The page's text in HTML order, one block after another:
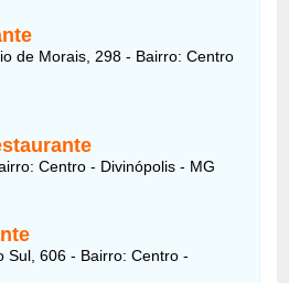
de Morais, 298 - Bairro: Centro
Centro - Divinópolis - MG
Sul, 606 - Bairro: Centro -